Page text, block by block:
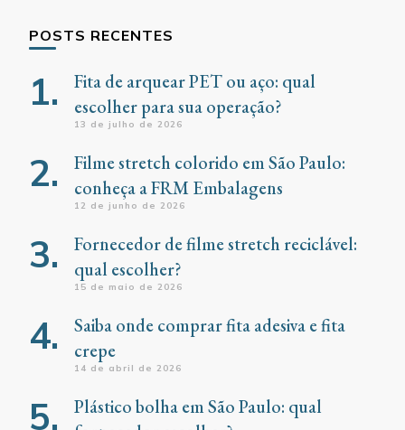
POSTS RECENTES
Fita de arquear PET ou aço: qual
escolher para sua operação?
13 de julho de 2026
Filme stretch colorido em São Paulo:
conheça a FRM Embalagens
12 de junho de 2026
Fornecedor de filme stretch reciclável:
qual escolher?
15 de maio de 2026
Saiba onde comprar fita adesiva e fita
crepe
14 de abril de 2026
Plástico bolha em São Paulo: qual